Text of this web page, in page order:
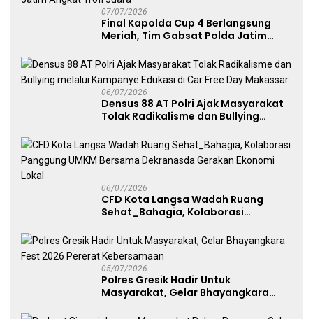
07/07/2026
Final Kapolda Cup 4 Berlangsung
Meriah, Tim Gabsat Polda Jatim
06/07/2026
Densus 88 AT Polri Ajak Masyarakat
Tolak Radikalisme dan Bullying
Free Day Makassar
06/07/2026
CFD Kota Langsa Wadah Ruang
Sehat_Bahagia, Kolaborasi
Dekranasda Gerakan Ekonomi Lokal
05/07/2026
Polres Gresik Hadir Untuk
Masyarakat, Gelar Bhayangkara